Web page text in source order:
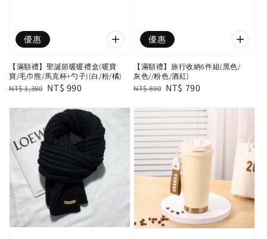
優惠
【滿額禮】聖誕節暖暖禮盒(暖寶
寶/毛巾熊/馬克杯+勺子)(白/粉/橘)
Regular
NT$ 1,380 Sale
NT$ 990
優惠
【滿額禮】旅行收納6件組(黑色/
灰色//粉色/酒紅)
Regular
NT$ 890 Sale
NT$ 790